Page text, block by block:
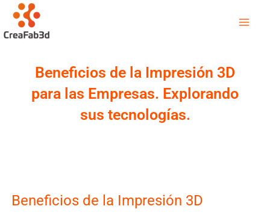
contenido
Beneficios de la Impresión 3D
para las Empresas. Explorando
sus tecnologías.
Beneficios de la Impresión 3D